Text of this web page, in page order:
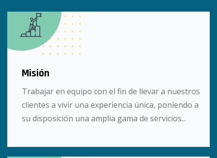
Misión
Trabajar en equipo con el fin de llevar a nuestros
clientes a vivir una experiencia única, poniendo a
su disposición una amplia gama de servicios...